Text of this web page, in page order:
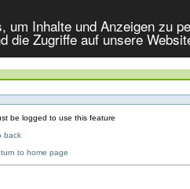
um Inhalte und Anzeigen zu
die Zugriffe auf unsere
be logged to use this feature
back
to home page